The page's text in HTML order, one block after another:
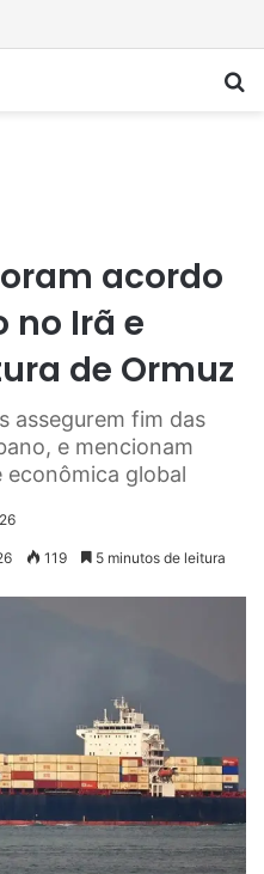
em avenida no Pará
acordo
no Irã e
de Ormuz
assegurem fim das
e mencionam
econômica global
119 5 minutos de leitura